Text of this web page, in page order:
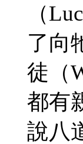
（
了向
徒（
都有
說八